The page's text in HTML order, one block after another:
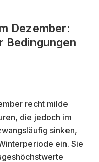
Dezember:
Bedingungen
recht milde
die jedoch im
sinken,
ein. Sie